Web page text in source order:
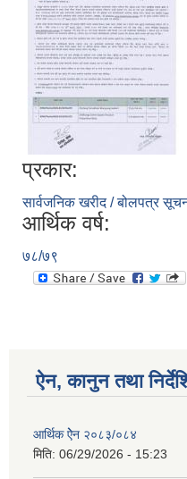
प्रकार:
सार्वजनिक खरीद / बोलपत्र
आर्थिक वर्ष:
७८/७९
ऐन, कानुन तथा
आर्थिक ऐेन २०८३/०८४
मिति: 06/29/2026 - 15:23